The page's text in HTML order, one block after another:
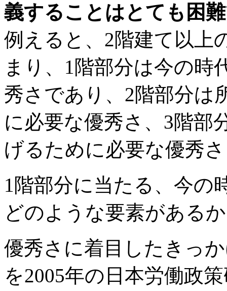
義することはとても困
例えると、2階建て以上
まり、1階部分は今の時
秀さであり、2階部分は
に必要な優秀さ、3階部
げるために必要な優秀
1階部分に当たる、今の
どのような要素がある
優秀さに着目したきっ
を2005年の日本労働政